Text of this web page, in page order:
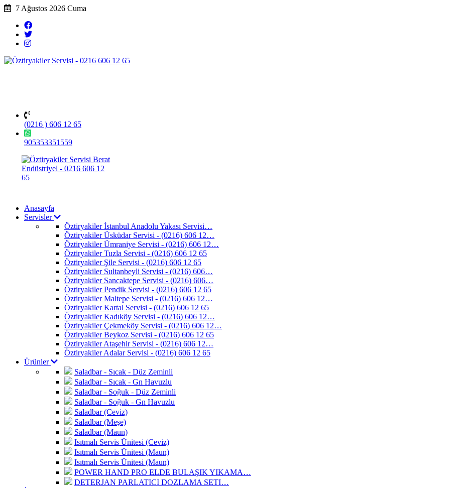
7 Ağustos 2026 Cuma
(0216 ) 606 12 65
905353351559
Anasayfa
Servisler
Öztiryakiler İstanbul Anadolu Yakası Servisi…
Öztiryakiler Üsküdar Servisi - (0216) 606 12…
Öztiryakiler Ümraniye Servisi - (0216) 606 12…
Öztiryakiler Tuzla Servisi - (0216) 606 12 65
Öztiryakiler Şile Servisi - (0216) 606 12 65
Öztiryakiler Sultanbeyli Servisi - (0216) 606…
Öztiryakiler Sancaktepe Servisi - (0216) 606…
Öztiryakiler Pendik Servisi - (0216) 606 12 65
Öztiryakiler Maltepe Servisi - (0216) 606 12…
Öztiryakiler Kartal Servisi - (0216) 606 12 65
Öztiryakiler Kadıköy Servisi - (0216) 606 12…
Öztiryakiler Çekmeköy Servisi - (0216) 606 12…
Öztiryakiler Beykoz Servisi - (0216) 606 12 65
Öztiryakiler Ataşehir Servisi - (0216) 606 12…
Öztiryakiler Adalar Servisi - (0216) 606 12 65
Ürünler
Saladbar - Sıcak - Düz Zeminli
Saladbar - Sıcak - Gn Havuzlu
Saladbar - Soğuk - Düz Zeminli
Saladbar - Soğuk - Gn Havuzlu
Saladbar (Ceviz)
Saladbar (Meşe)
Saladbar (Maun)
Isıtmalı Servis Ünitesi (Ceviz)
Isıtmalı Servis Ünitesi (Maun)
Isıtmalı Servis Ünitesi (Maun)
POWER HAND PRO ELDE BULAŞIK YIKAMA…
DETERJAN PARLATICI DOZLAMA SETI…